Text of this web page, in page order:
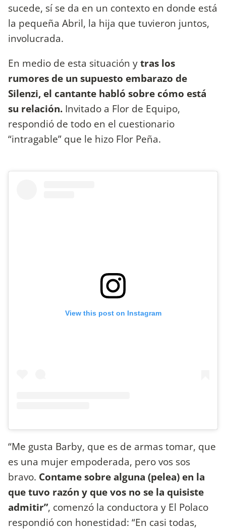
sucede, sí se da en un contexto en donde está
la pequeña Abril, la hija que tuvieron juntos,
involucrada.
En medio de esta situación ytras los
rumores de un supuesto embarazo de
Silenzi, el cantante habló sobre cómo está
su relación. Invitado a Flor de Equipo,
respondió de todo en el cuestionario
“intragable” que le hizo Flor Peña.
View this post on Instagram
“Me gusta Barby, que es de armas tomar, que
es una mujer empoderada, pero vos sos
bravo. Contame sobre alguna (pelea) en la
que tuvo razón y que vos no se la quisiste
admitir”, comenzó la conductora y El Polaco
respondió con honestidad: “En casi todas,